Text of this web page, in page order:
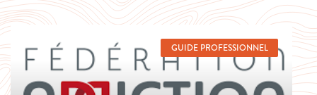
GUIDE PROFESSIONNEL